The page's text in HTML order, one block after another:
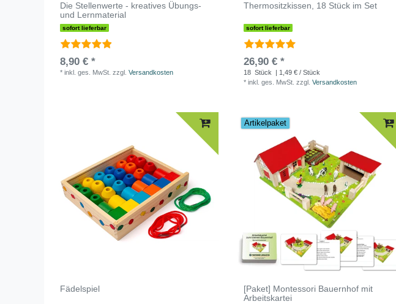
Die Stellenwerte - kreatives Übungs-
und Lernmaterial
sofort lieferbar
8,90 € *
*inkl. ges. MwSt. zzgl.Versandkosten
Thermositzkissen, 18 Stück im Set
sofort lieferbar
26,90 € *
18 Stück
| 1,49 € / Stück
*inkl. ges. MwSt. zzgl.Versandkosten
Fädelspiel
Artikelpaket
[Paket] Montessori Bauernhof mit
Arbeitskartei